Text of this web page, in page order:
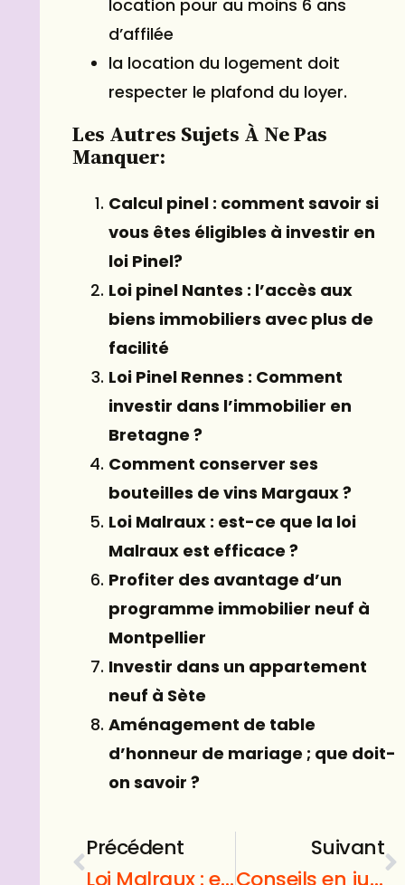
location pour au moins 6 ans
d’affilée
la location du logement doit
respecter le plafond du loyer.
Les Autres Sujets À Ne Pas
Manquer:
Calcul pinel : comment savoir si
vous êtes éligibles à investir en
loi Pinel?
Loi pinel Nantes : l’accès aux
biens immobiliers avec plus de
facilité
Loi Pinel Rennes : Comment
investir dans l’immobilier en
Bretagne ?
Comment conserver ses
bouteilles de vins Margaux ?
Loi Malraux : est-ce que la loi
Malraux est efficace ?
Profiter des avantage d’un
programme immobilier neuf à
Montpellier
Investir dans un appartement
neuf à Sète
Aménagement de table
d’honneur de mariage ; que doit-
on savoir ?
Précédent
Loi Malraux : est-ce que la loi Malraux est efficace ?
Suivant
Conseils en jupe : vous avez besoin de notre jupe pour choisir la jupe parfaite pour vous ?